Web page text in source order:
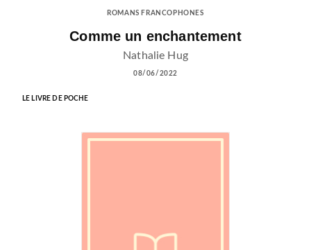
ROMANS FRANCOPHONES
Comme un enchantement
Nathalie Hug
08/06/2022
LE LIVRE DE POCHE